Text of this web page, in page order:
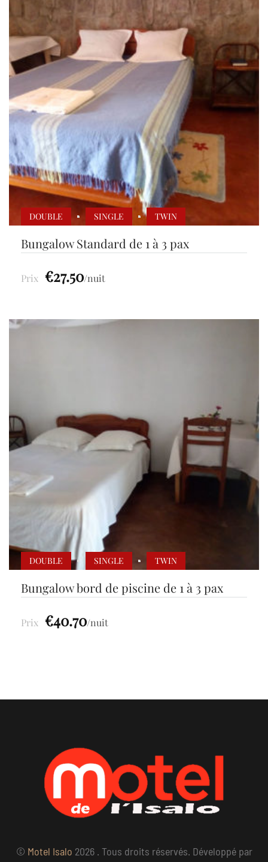
Bungalow Standard de 1 à 3 pax
DOUBLE SINGLE TWIN
Prix €27.50 nuit
Bungalow bord de piscine de 1 à 3 pax
DOUBLE SINGLE TWIN
Prix €40.70 nuit
© Motel Isalo 2026 . Tous droits réservés. Développé par